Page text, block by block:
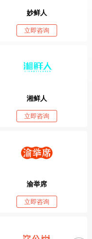
妙鲜人
立即咨询
湘鲜人
立即咨询
渝举席
立即咨询